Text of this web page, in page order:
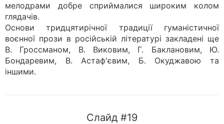
мелодрами добре сприймалися широким колом
глядачів.
Основи тридцятирічної традиції гуманістичної
воєнної прози в російській літературі закладені ще
В. Гроссманом, В. Виковим, Г. Баклановим, Ю.
Бондаревим, В. Астаф'євим, Б. Окуджавою та
іншими.
Слайд #19